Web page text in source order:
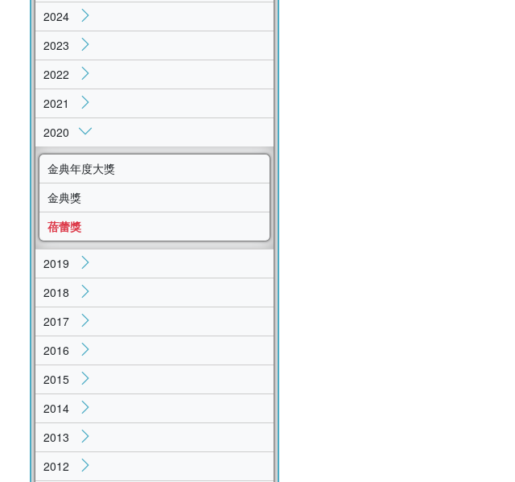
2024
2023
2022
2021
2020
金典年度大獎
金典獎
蓓蕾獎
2019
2018
2017
2016
2015
2014
2013
2012